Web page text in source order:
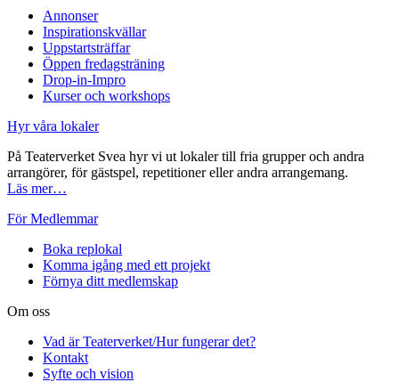
Annonser
Inspirationskvällar
Uppstartsträffar
Öppen fredagsträning
Drop-in-Impro
Kurser och workshops
Hyr våra lokaler
På Teaterverket Svea hyr vi ut lokaler till fria grupper och andra
arrangörer, för gästspel, repetitioner eller andra arrangemang.
Läs mer…
För Medlemmar
Boka replokal
Komma igång med ett projekt
Förnya ditt medlemskap
Om oss
Vad är Teaterverket/Hur fungerar det?
Kontakt
Syfte och vision